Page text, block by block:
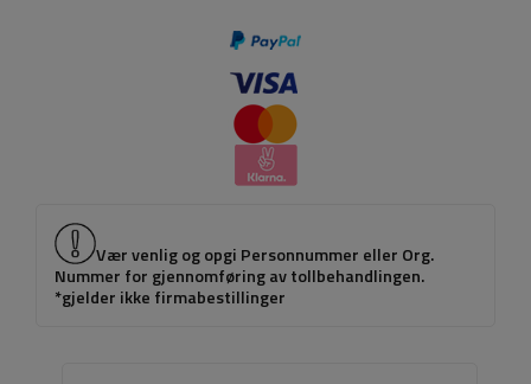
Vær venlig og opgi Personnummer eller Org.
Nummer for gjennomføring av tollbehandlingen.
*gjelder ikke firmabestillinger